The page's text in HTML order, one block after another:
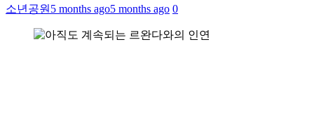
소년공원 5 months ago5 months ago 0